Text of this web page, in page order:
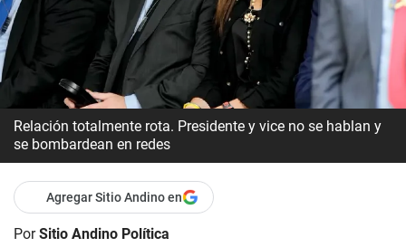
Relación totalmente rota. Presidente y vice no se hablan y
se bombardean en redes
Agregar Sitio Andino en
PorSitio Andino Política